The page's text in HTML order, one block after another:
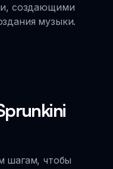
создающими
музыки.
шагам, чтобы